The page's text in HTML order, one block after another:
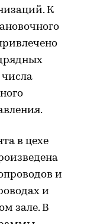
К
в цехе
и
и
зале. В